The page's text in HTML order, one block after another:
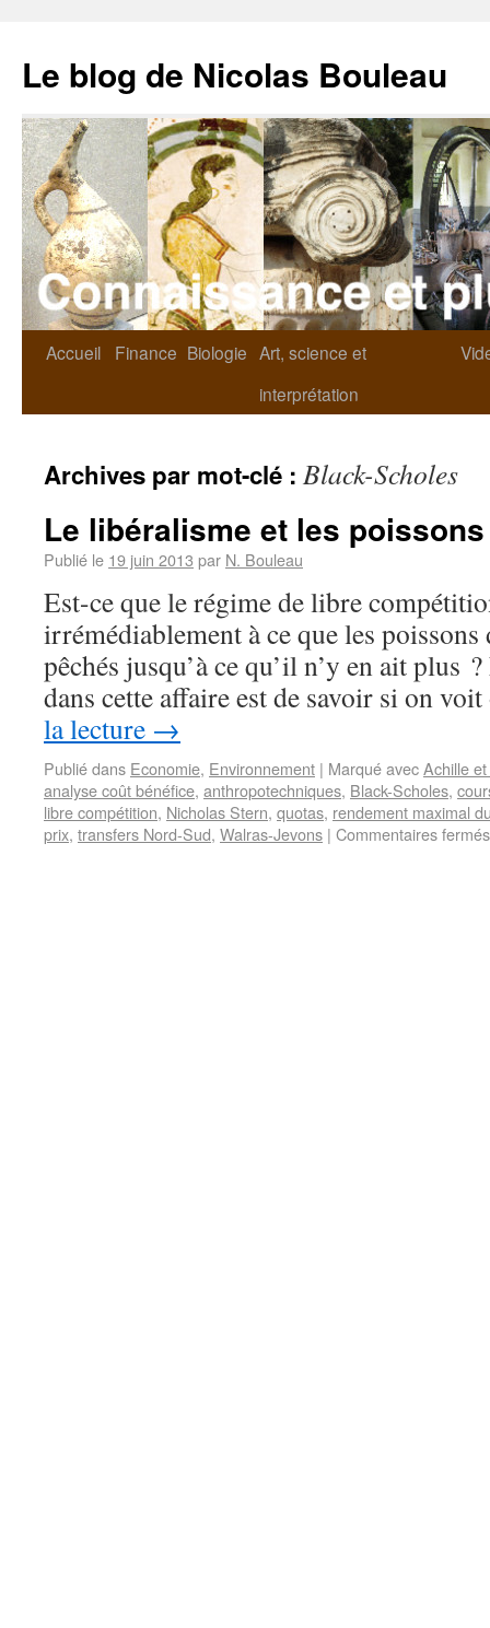
Le blog de Nicolas Bouleau
Accueil Finance Biologie Art, science et
interprétation
Archives par mot-clé : Black-Scholes
Le libéralisme et les poissons
Publié le 19 juin 2013 par N. Bouleau
Est-ce que le régime de libre
irrémédiablement à ce que les poissons
pêchés jusqu’à ce qu’il n’y en ait plus
dans cette affaire est de savoir si on
la lecture →
Publié dans Economie, Environnement | Marqué avecAchille
analyse coût bénéfice, anthropotechniques, Black-Scholes,
libre compétition, Nicholas Stern, quotas, rendement maximal
prix, transfers Nord-Sud, Walras-Jevons | Commentaires fermés